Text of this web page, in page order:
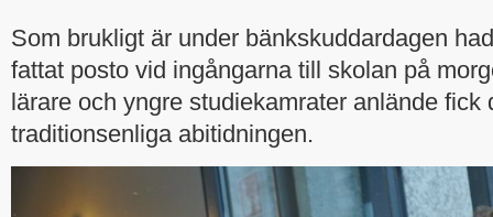
Som brukligt är under bänkskuddardagen
fattat posto vid ingångarna till skolan på
lärare och yngre studiekamrater anlände fick
traditionsenliga abitidningen.